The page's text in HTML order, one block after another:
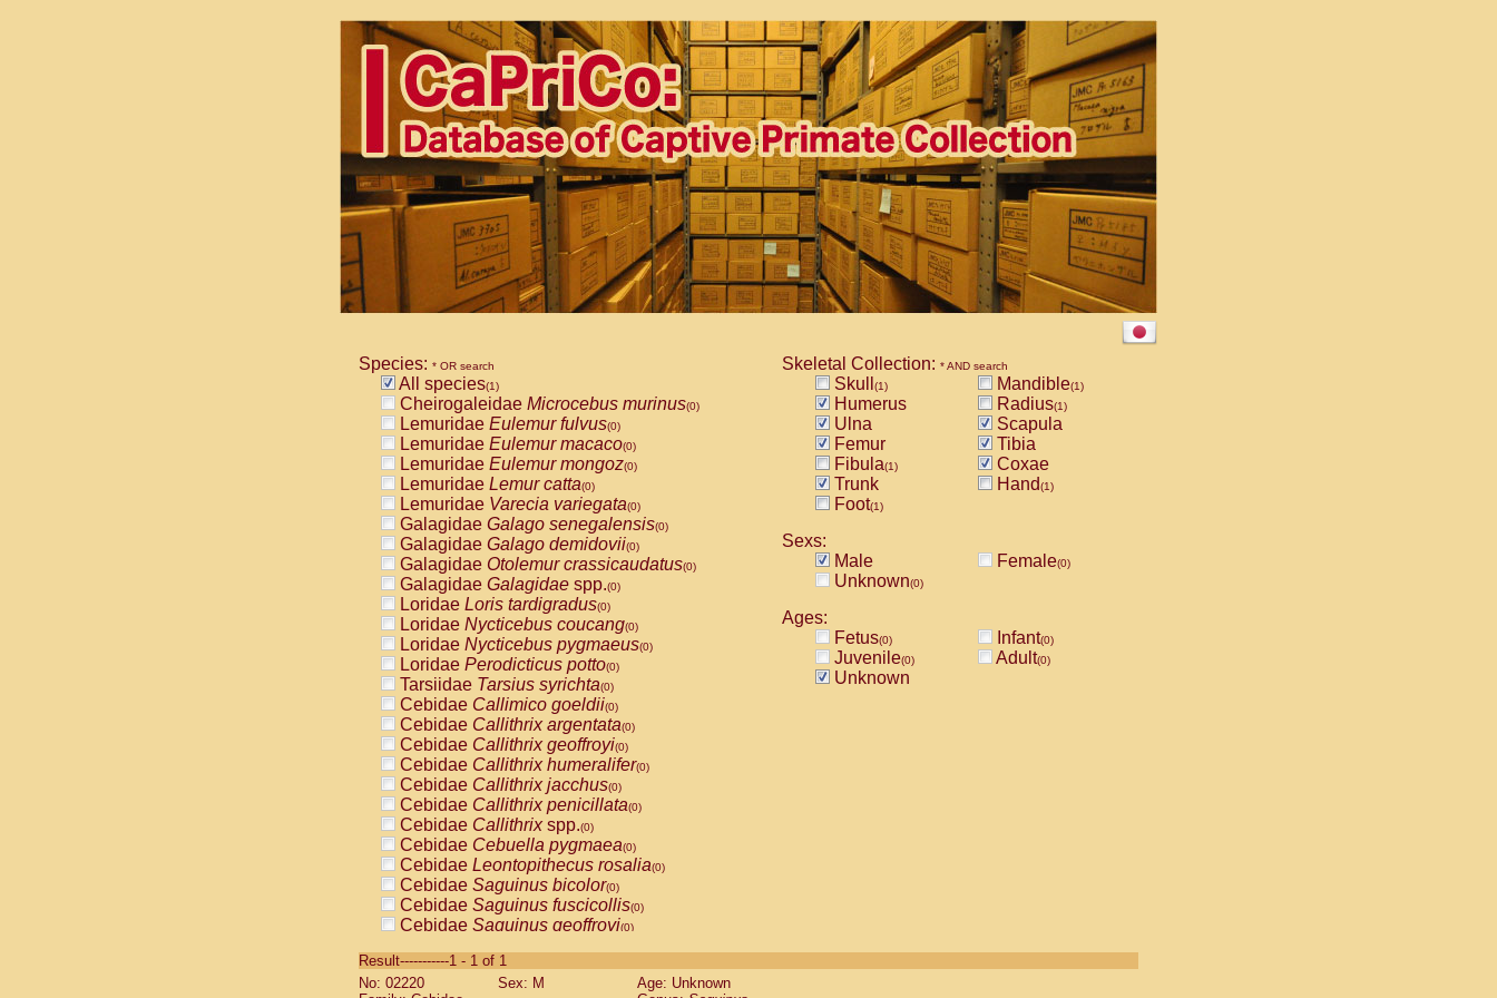
Species: * OR search
All species(1)
Cheirogaleidae Microcebus murinus(0)
Lemuridae Eulemur fulvus(0)
Lemuridae Eulemur macaco(0)
Lemuridae Eulemur mongoz(0)
Lemuridae Lemur catta(0)
Lemuridae Varecia variegata(0)
Galagidae Galago senegalensis(0)
Galagidae Galago demidovii(0)
Galagidae Otolemur crassicaudatus(0)
Galagidae Galagidae spp.(0)
Loridae Loris tardigradus(0)
Loridae Nycticebus coucang(0)
Loridae Nycticebus pygmaeus(0)
Loridae Perodicticus potto(0)
Tarsiidae Tarsius syrichta(0)
Cebidae Callimico goeldii(0)
Cebidae Callithrix argentata(0)
Cebidae Callithrix geoffroyi(0)
Cebidae Callithrix humeralifer(0)
Cebidae Callithrix jacchus(0)
Cebidae Callithrix penicillata(0)
Cebidae Callithrixspp.(0)
Cebidae Cebuella pygmaea(0)
Cebidae Leontopithecus rosalia(0)
Cebidae Saguinus bicolor(0)
Cebidae Saguinus fuscicollis(0)
Cebidae Saguinus geoffroyi(0)
CebidaeSaguinus labiatus(0)
Cebidae Saguinus leucopus (0)
Skeletal Collection: * AND search
Skull (1) Mandible(1)
Humerus Radius(1)
Ulna
Scapula
Femur
Tibia
Fibula(1)
Coxae
Trunk
Hand(1)
Foot(1)
Sexs:
Male
Female(0)
Unknown(0)
Ages:
Fetus(0) Infant(0)
Juvenile(0) Adult(0)
Unknown
Result-----------1 - 1 of 1
No: 02220
Sex: M
Age: Unknown